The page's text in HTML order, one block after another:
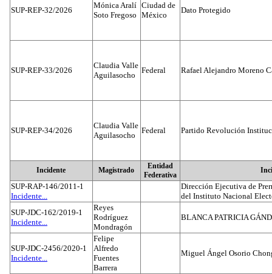
SUP-REP-32/2026
Mónica Aralí
Soto Fregoso
Ciudad de
México
Dato Protegido
SUP-REP-33/2026
Claudia Valle
Aguilasocho
Federal Rafael Alejandro Moreno
SUP-REP-34/2026
Claudia Valle
Aguilasocho
Federal Partido Revolución
Incidente Magistrado
Entidad
Federativa
SUP-RAP-146/2011-1
Incidente...
Dirección Ejecutiva de
del Instituto Nacional
SUP-JDC-162/2019-1
Incidente...
Reyes
Rodríguez
Mondragón
BLANCA PATRICIA
SUP-JDC-2456/2020-1
Incidente...
Felipe
Alfredo
Fuentes
Barrera
Miguel Ángel Osorio